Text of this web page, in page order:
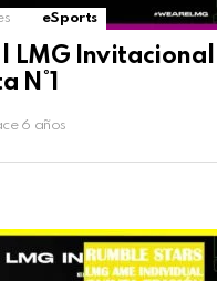
eSports
LMG Invitacional
N°1
6 años